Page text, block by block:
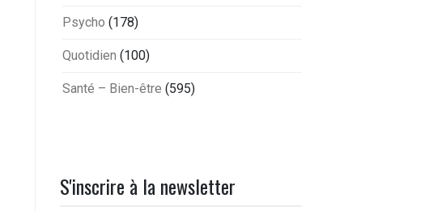
Psycho (178)
Quotidien (100)
Santé – Bien-être (595)
S'inscrire à la newsletter